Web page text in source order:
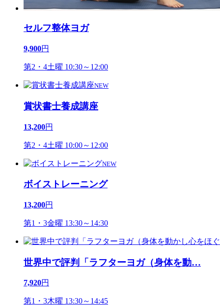
セルフ整体ヨガ
9,900円
第2・4土曜 10:30～12:00
NEW
賞状書士養成講座
13,200円
第2・4土曜 10:00～12:00
NEW
ボイストレーニング
13,200円
第1・3金曜 13:30～14:30
世界中で評判「ラフターヨガ（身体を動…
7,920円
第1・3木曜 13:30～14:45